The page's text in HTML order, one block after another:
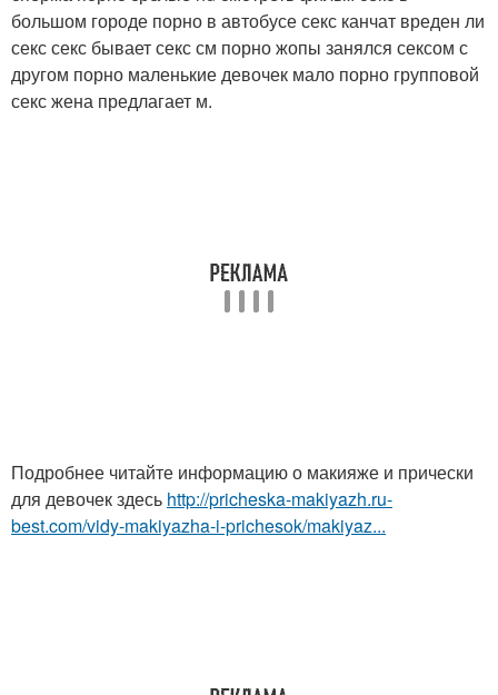
большом городе порно в автобусе секс канчат вреден ли
секс секс бывает секс см порно жопы занялся сексом с
другом порно маленькие девочек мало порно групповой
секс жена предлагает м.
Подробнее читайте информацию о макияже и прически
для девочек здесь http://pricheska-makiyazh.ru-
best.com/vidy-makiyazha-i-prichesok/makiyaz...